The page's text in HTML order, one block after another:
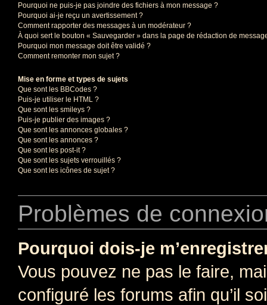
Pourquoi ne puis-je pas joindre des fichiers à mon message ?
Pourquoi ai-je reçu un avertissement ?
Comment rapporter des messages à un modérateur ?
À quoi sert le bouton « Sauvegarder » dans la page de rédaction de
Pourquoi mon message doit être validé ?
Comment remonter mon sujet ?
Mise en forme et types de sujets
Que sont les BBCodes ?
Puis-je utiliser le HTML ?
Que sont les smileys ?
Puis-je publier des images ?
Que sont les annonces globales ?
Que sont les annonces ?
Que sont les post-it ?
Que sont les sujets verrouillés ?
Que sont les icônes de sujet ?
Problèmes de
Pourquoi dois-je
Vous pouvez ne pas le faire,
configuré les forums afin qu’il